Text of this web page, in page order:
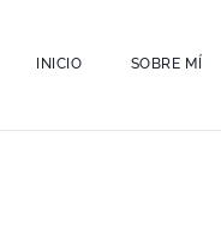
INICIO SOBRE MÍ